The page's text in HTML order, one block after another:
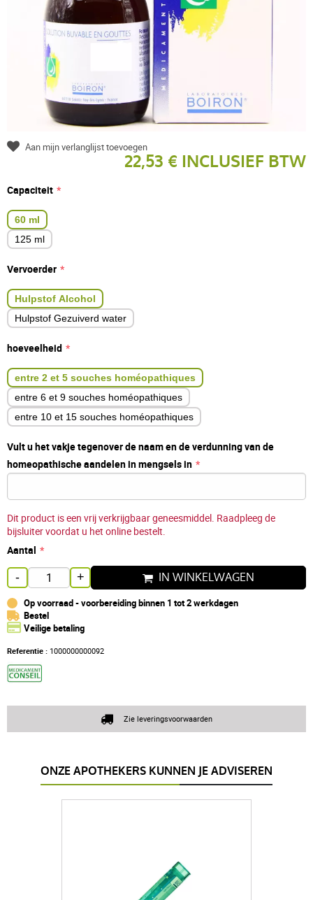
22,53 € INCLUSIEF BTW
Capaciteit
60 ml
125 ml
Vervoerder
Hulpstof Alcohol
Hulpstof Gezuiverd water
hoeveelheid
entre 2 et 5 souches homéopathiques
entre 6 et 9 souches homéopathiques
entre 10 et 15 souches homéopathiques
Vult u het vakje tegenover de naam en de verdunning van de
homeopathische aandelen in mengsels in
Dit product is een vrij verkrijgbaar geneesmiddel. Raadpleeg de
bijsluiter voordat u het online bestelt.
Aantal
- + IN WINKELWAGEN
Op voorraad - voorbereiding binnen 1 tot 2 werkdagen
Bestel
Veilige betaling
Referentie : 1000000000092
Aan mijn verlanglijst toevoegen
Zie leveringsvoorwaarden
ONZE APOTHEKERS KUNNEN JE ADVISEREN